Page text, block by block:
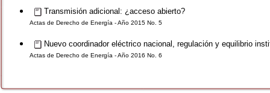
Transmisión adicional: ¿acceso abierto?
Actas de Derecho de Energía - Año 2015 No. 5
Nuevo coordinador eléctrico nacional, regulación y equilibrio
Actas de Derecho de Energía - Año 2016 No. 6